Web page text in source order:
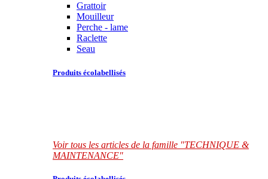
Grattoir
Mouilleur
Perche - lame
Raclette
Seau
Produits écolabellisés
Voir tous les articles de la famille "TECHNIQUE &
MAINTENANCE"